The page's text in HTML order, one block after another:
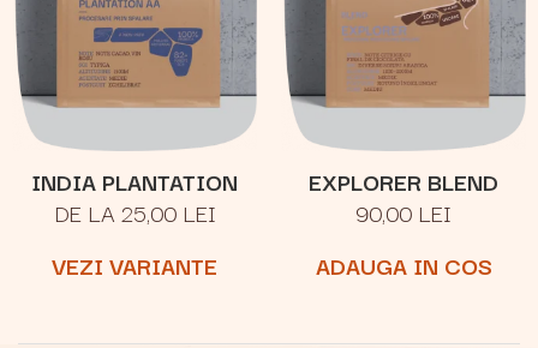
INDIA PLANTATION
DE LA 25,00 LEI
VEZI VARIANTE
EXPLORER BLEND
90,00 LEI
ADAUGA IN COS